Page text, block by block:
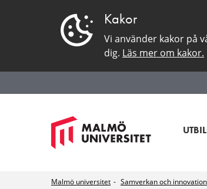
Kakor
Vi använder kakor på
dig. Läs mer om kakor.
Malmö universitet Samverkan och innovation